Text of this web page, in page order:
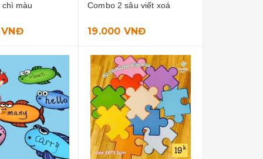
màu Combo 2 sâu viết xoá
19.000 VNĐ